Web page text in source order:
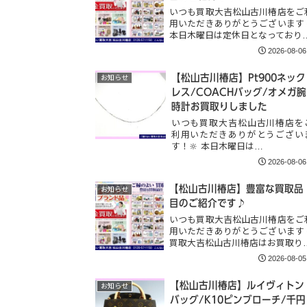
いつも買取大吉松山古川椿店をご
用いただきありがとうございます
本日木曜日は定休日となっており…
2026-08-06
お知らせ
【松山古川椿店】Pt900ネック
レス/COACHバッグ/オメガ腕
時計お買取りしました
いつも買取大吉松山古川椿店を
利用いただきありがとうござい
す！🔆 本日木曜日は…
2026-08-06
お知らせ
【松山古川椿店】豊富な買取品
目のご紹介です♪
いつも買取大吉松山古川椿店をご
用いただきありがとうございます
買取大吉松山古川椿店はお買取
2026-08-05
お知らせ
【松山古川椿店】ルイヴィトン
バッグ/K10ピンブローチ/千円